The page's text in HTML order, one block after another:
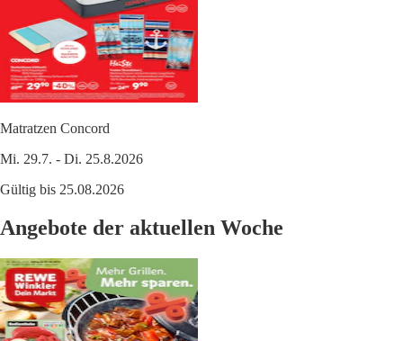
Matratzen Concord
Mi. 29.7. - Di. 25.8.2026
Gültig bis 25.08.2026
Angebote der aktuellen Woche